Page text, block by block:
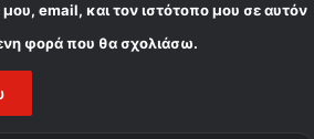
email, και τον ιστότοπο μου σε αυτόν
φορά που θα σχολιάσω.